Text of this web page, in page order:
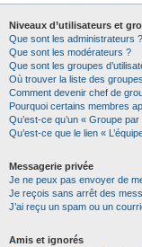
Niveaux d’utilisateurs et
Que sont les administrateurs ?
Que sont les modérateurs ?
Que sont les groupes
Où trouver la liste des
Comment devenir chef de
Pourquoi certains membres
Qu’est-ce qu’un « Groupe
Qu’est-ce que le lien «
Messagerie privée
Je ne peux pas envoyer de
Je reçois sans arrêt des
J’ai reçu un spam ou un
Amis et ignorés